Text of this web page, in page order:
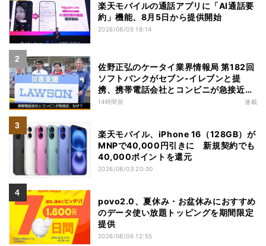
楽天モバイルの通話アプリに「AI通話要
約」機能、8月5日から提供開始
2026/08/05 18:14
佐野正弘のケータイ業界情報局 第182回
ソフトバンクがセブン-イレブンと提
携、携帯電話会社とコンビニが急接近す
る理由は
14時間前 連載
楽天モバイル、iPhone 16（128GB）が
MNPで40,000円引きに 新規契約でも
40,000ポイントを還元
2026/08/03 20:00
povo2.0、夏休み・お盆休みにおすすめ
のデータ使い放題トッピングを期間限定
提供
2026/08/06 12:55